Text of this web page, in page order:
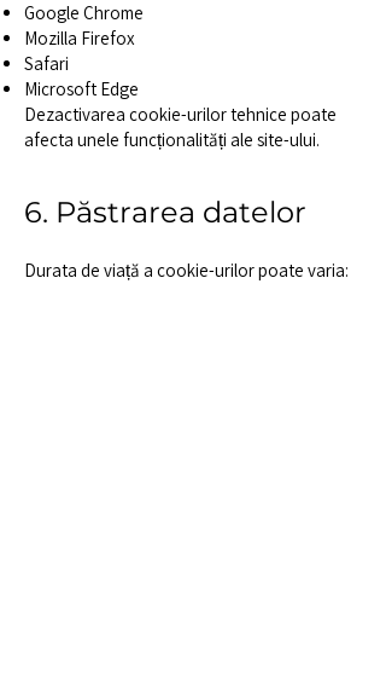
Google Chrome
Mozilla Firefox
Safari
Microsoft Edge
Dezactivarea cookie-urilor tehnice poate
afecta unele funcționalități ale site-ului.
6. Păstrarea datelor
Durata de viață a cookie-urilor poate varia: